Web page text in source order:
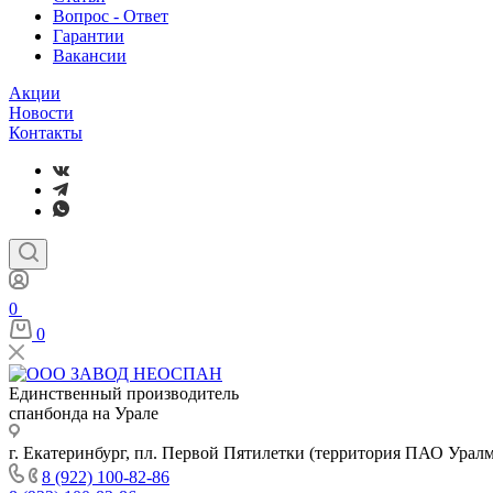
Вопрос - Ответ
Гарантии
Вакансии
Акции
Новости
Контакты
0
0
Единственный производитель
спанбонда на Урале
г. Екатеринбург, пл. Первой Пятилетки (территория ПАО
8 (922) 100-82-86